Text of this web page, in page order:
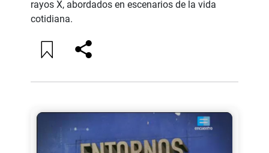
rayos X, abordados en escenarios de la vida
cotidiana.